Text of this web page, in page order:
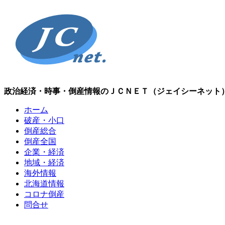
政治経済・時事・倒産情報のＪＣＮＥＴ（ジェイシーネット）
ホーム
破産・小口
倒産総合
倒産全国
企業・経済
地域・経済
海外情報
北海道情報
コロナ倒産
問合せ